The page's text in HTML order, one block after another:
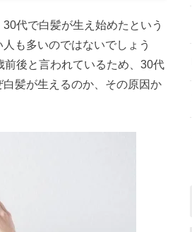
代で白髪が生え始めたという
も多いのではないでしょう
後と言われているため、30代
髪が生えるのか、その原因か